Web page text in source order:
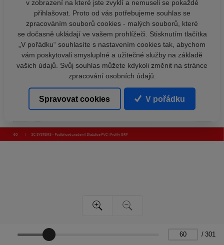
/ 301
v zobrazení na které jste zvyklí a nemuseli se pokaždé
přihlašovat. Proto od vás potřebujeme souhlas se
zpracováním souborů cookies - malých souborů, které
se dočasně ukládají ve vašem prohlížeči. Stisknutím tlačítka
„V pořádku“ souhlasíte s nastavením cookies tak, abychom
vám poskytovali smysluplné a užitečné služby na základě
vašich údajů. Svůj souhlas můžete kdykoli změnit na stránce
zpracování osobních údajů.
Spravovat cookies V pořádku